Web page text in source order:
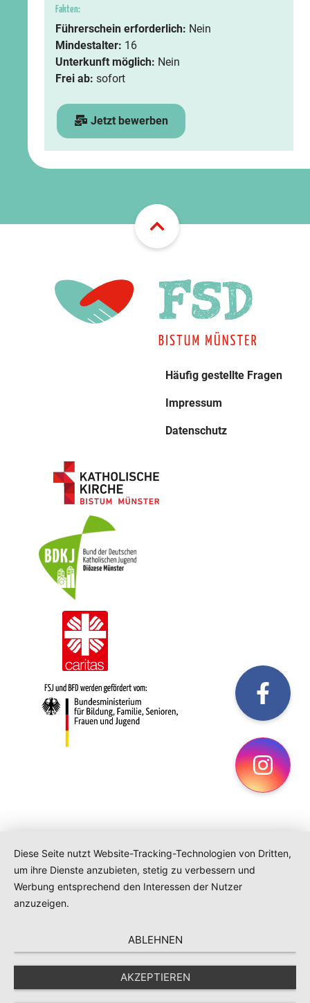
Fakten:
Führerschein erforderlich: Nein
Mindestalter: 16
Unterkunft möglich: Nein
Frei ab: sofort
Jetzt bewerben
Häufig gestellte Fragen
Impressum
Datenschutz
Diese Seite nutzt Website-Tracking-Technologien von Dritten,
um ihre Dienste anzubieten, stetig zu verbessern und
Werbung entsprechend den Interessen der Nutzer
anzuzeigen.
ABLEHNEN
AKZEPTIEREN